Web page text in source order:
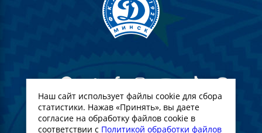
© Футбольный Клуб Динамо-Минск. 2022
Наш сайт использует файлы cookie для сбора
статистики. Нажав «Принять», вы даете
согласие на обработку файлов cookie в
соответствии с Политикой обработки файлов